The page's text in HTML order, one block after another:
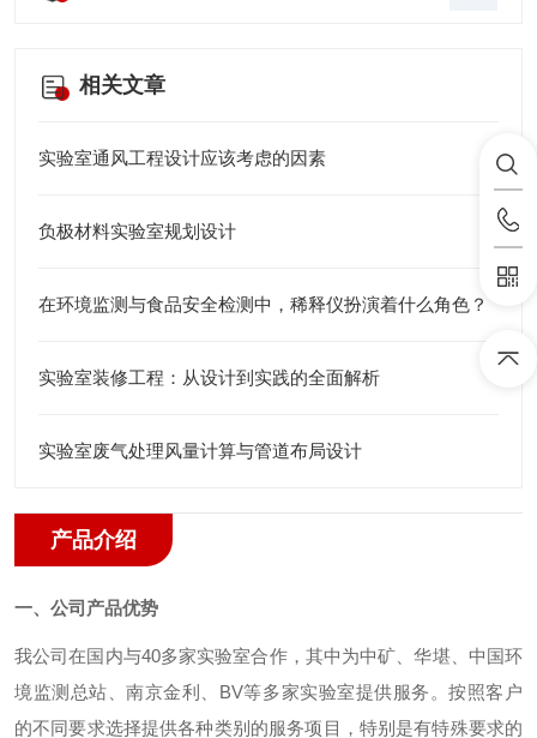
相关文章
实验室通风工程设计应该考虑的因素
负极材料实验室规划设计
在环境监测与食品安全检测中，稀释仪扮演着什么角色？
实验室装修工程：从设计到实践的全面解析
实验室废气处理风量计算与管道布局设计
产品介绍
一、公司产品优势
我公司在国内与40多家实验室合作，其中为中矿、华堪、中国环
境监测总站、南京金利、BV等多家实验室提供服务。按照客户
的不同要求选择提供各种类别的服务项目，特别是有特殊要求的